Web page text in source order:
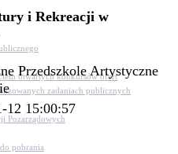
otwartych konkursów ofert
zadaniach publicznych
Pozarządowych
pobrania
i Rekreacji w
Przedszkole Artystyczne
12 15:00:57